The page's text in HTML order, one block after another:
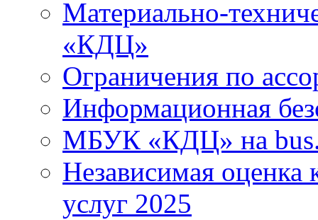
Материально-
«КДЦ»
Ограничения по
Информационная
МБУК «КДЦ» на
Независимая оценка
услуг 2025